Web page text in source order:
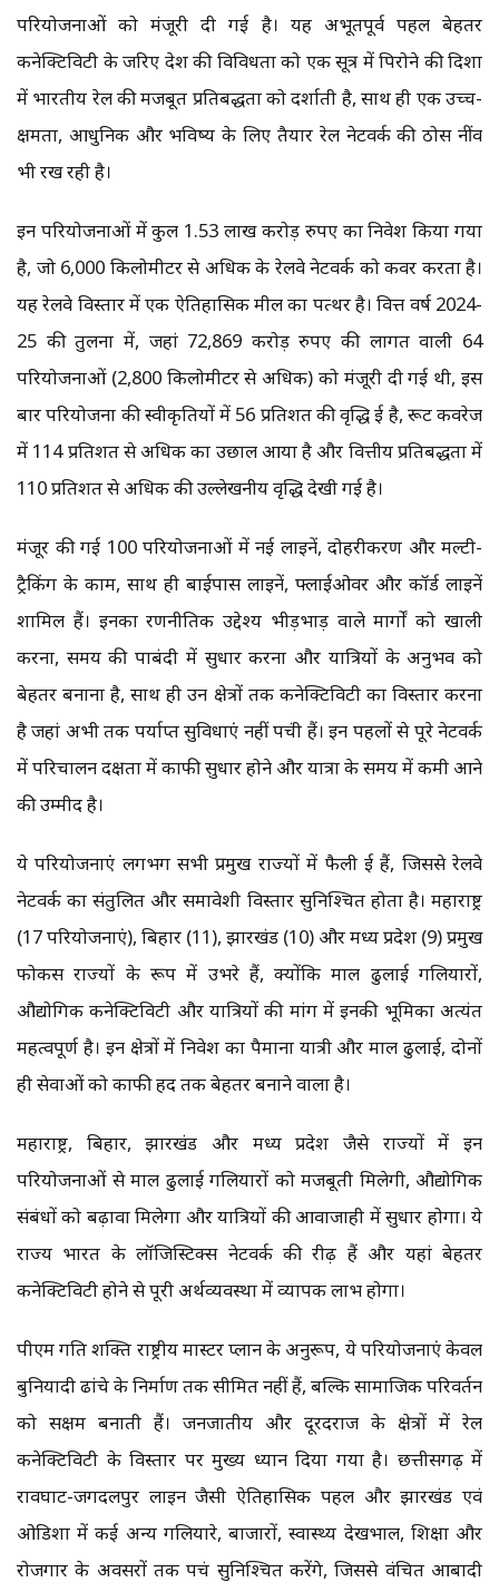
परियोजनाओं को मंजूरी दी गई है। यह अभूतपूर्व पहल बेहतर
कनेक्टिविटी के जरिए देश की विविधता को एक सूत्र में पिरोने की दिशा
में भारतीय रेल की मजबूत प्रतिबद्धता को दर्शाती है, साथ ही एक उच्च-
क्षमता, आधुनिक और भविष्य के लिए तैयार रेल नेटवर्क की ठोस नींव
भी रख रही है।
इन परियोजनाओं में कुल 1.53 लाख करोड़ रुपए का निवेश किया गया
है, जो 6,000 किलोमीटर से अधिक के रेलवे नेटवर्क को कवर करता है।
यह रेलवे विस्तार में एक ऐतिहासिक मील का पत्थर है। वित्त वर्ष 2024-
25 की तुलना में, जहां 72,869 करोड़ रुपए की लागत वाली 64
परियोजनाओं (2,800 किलोमीटर से अधिक) को मंजूरी दी गई थी, इस
बार परियोजना की स्वीकृतियों में 56 प्रतिशत की वृद्धि हुई है, रूट कवरेज
में 114 प्रतिशत से अधिक का उछाल आया है और वित्तीय प्रतिबद्धता में
110 प्रतिशत से अधिक की उल्लेखनीय वृद्धि देखी गई है।
मंजूर की गई 100 परियोजनाओं में नई लाइनें, दोहरीकरण और मल्टी-
ट्रैकिंग के काम, साथ ही बाईपास लाइनें, फ्लाईओवर और कॉर्ड लाइनें
शामिल हैं। इनका रणनीतिक उद्देश्य भीड़भाड़ वाले मार्गों को खाली
करना, समय की पाबंदी में सुधार करना और यात्रियों के अनुभव को
बेहतर बनाना है, साथ ही उन क्षेत्रों तक कनेक्टिविटी का विस्तार करना
है जहां अभी तक पर्याप्त सुविधाएं नहीं पहुंची हैं। इन पहलों से पूरे नेटवर्क
में परिचालन दक्षता में काफी सुधार होने और यात्रा के समय में कमी आने
की उम्मीद है।
ये परियोजनाएं लगभग सभी प्रमुख राज्यों में फैली हुई हैं, जिससे रेलवे
नेटवर्क का संतुलित और समावेशी विस्तार सुनिश्चित होता है। महाराष्ट्र
(17 परियोजनाएं), बिहार (11), झारखंड (10) और मध्य प्रदेश (9) प्रमुख
फोकस राज्यों के रूप में उभरे हैं, क्योंकि माल ढुलाई गलियारों,
औद्योगिक कनेक्टिविटी और यात्रियों की मांग में इनकी भूमिका अत्यंत
महत्वपूर्ण है। इन क्षेत्रों में निवेश का पैमाना यात्री और माल ढुलाई, दोनों
ही सेवाओं को काफी हद तक बेहतर बनाने वाला है।
महाराष्ट्र, बिहार, झारखंड और मध्य प्रदेश जैसे राज्यों में इन
परियोजनाओं से माल ढुलाई गलियारों को मजबूती मिलेगी, औद्योगिक
संबंधों को बढ़ावा मिलेगा और यात्रियों की आवाजाही में सुधार होगा। ये
राज्य भारत के लॉजिस्टिक्स नेटवर्क की रीढ़ हैं और यहां बेहतर
कनेक्टिविटी होने से पूरी अर्थव्यवस्था में व्यापक लाभ होगा।
पीएम गति शक्ति राष्ट्रीय मास्टर प्लान के अनुरूप, ये परियोजनाएं केवल
बुनियादी ढांचे के निर्माण तक सीमित नहीं हैं, बल्कि सामाजिक परिवर्तन
को सक्षम बनाती हैं। जनजातीय और दूरदराज के क्षेत्रों में रेल
कनेक्टिविटी के विस्तार पर मुख्य ध्यान दिया गया है। छत्तीसगढ़ में
रावघाट-जगदलपुर लाइन जैसी ऐतिहासिक पहल और झारखंड एवं
ओडिशा में कई अन्य गलियारे, बाजारों, स्वास्थ्य देखभाल, शिक्षा और
रोजगार के अवसरों तक पहुंच सुनिश्चित करेंगे, जिससे वंचित आबादी